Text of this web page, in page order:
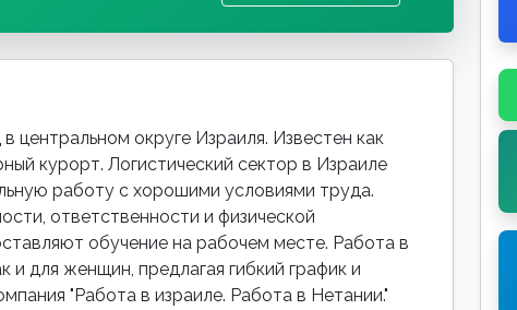
округе Израиля. Известен как
курорт. Логистический сектор в Израиле
работу с хорошими условиями труда.
ответственности и физической
обучение на рабочем месте. Работа в
и для женщин, предлагая гибкий график и
"Работа в израиле. Работа в Нетании."